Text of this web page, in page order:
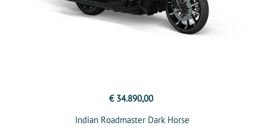
€ 34.890,00
Indian Roadmaster Dark Horse